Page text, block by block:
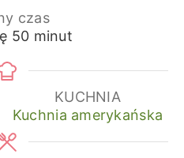
czas
50minuty
minut
KUCHNIA
Kuchnia amerykańska